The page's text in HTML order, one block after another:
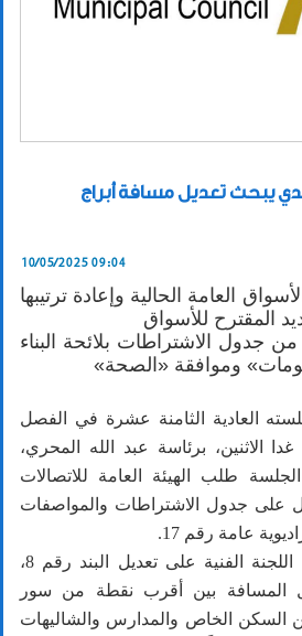
يبحث تعديل مسافة أبراج
10/05/2025 09:04
العامة الحالية وإعادة ترتيبها
المقترح للأسواق
من جدول الاشتراطات بلائحة البناء
وموافقة «الصحة»
العادية الثامنة عشرة في الفصل
الاثنين، برئاسة عبد الله المحري،
طلب الهيئة العامة للاتصالات
على جدول الاشتراطات والمواصفات
عامة رقم 17.
ويبحث المجلس موافقة اللجنة الفنية على تعديل البند رقم 8،
المسافة بين أقرب نقطة من سور
السكن الخاص والمدارس والشاليهات